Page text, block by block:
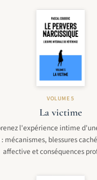
VOLUME 5
La victime
l'expérience intime
mécanismes, blessures
affective et conséquences